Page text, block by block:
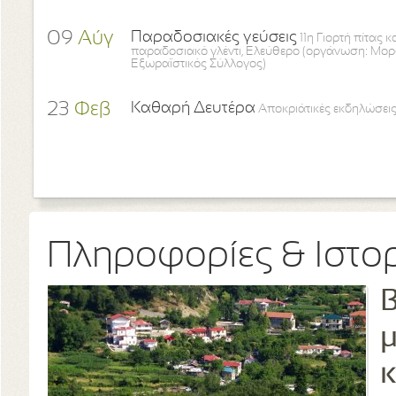
09 Αύγ Παραδοσιακές γεύσεις 11η Γιορτή πίτας
παραδοσιακό γλέντι, Ελεύθερο (οργάνωση:
Εξωραϊστικός Σύλλογος)
23 Φεβ Καθαρή Δευτέρα Αποκριάτικές
Πληροφορίες &